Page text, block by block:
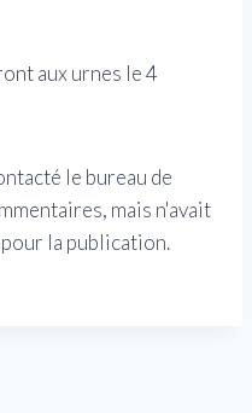
aux urnes le 4
le bureau de
mais n'avait
la publication.